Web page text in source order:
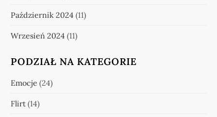
Październik 2024 (11)
Wrzesień 2024 (11)
PODZIAŁ NA KATEGORIE
Emocje (24)
Flirt (14)